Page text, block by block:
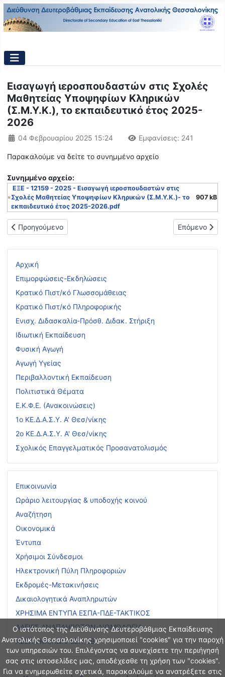
Ο ιστότοπος της Διεύθυνσης Δευτεροβάθμιας Εκπαίδευσης
Ανατολικής Θεσσαλονίκης χρησιμοποιεί "cookies" για την παροχή
των υπηρεσιών του. Επιλέγοντας να συνεχίσετε την περιήγησή
σας στις ιστοσελίδες μας, αποδέχεσθε τη χρήση των "cookies".
Για να ενημερωθείτε σχετικά, παρακαλούμε να ανατρέξετε στις
Αρχική
Επιμορφώσεις-Εκδηλώσεις
Κρατικό Πιστ/κό Γλωσσομάθειας
Κρατικό Πιστ/κό Πληροφορικής
Ενισχ. Διδασκαλία-Πρόσθ. Διδακ. Στήριξη
Ιδιωτική Εκπαίδευση
Φυσική Αγωγή
Αγωγή Υγείας
Περιβαλλοντική Εκπαίδευση
Πολιτιστικά Θέματα
Ε.Κ.Φ.Ε. (Ανακοινώσεις)
1ο ΚΕ.Δ.Α.Σ.Υ. Α' Θεσ/νίκης
2ο ΚΕ.Δ.Α.Σ.Υ. Α' Θεσ/νίκης
Σχολικός Επαγγελματικός Προσανατολισμός
Επικοινωνία
Ωράριο λειτουργίας & υποδοχής κοινού
Αναζήτηση
Οικονομικά
Έντυπα
Χρήσιμοι Σύνδεσμοι
Ηλεκτρονική Πύλη Πληροφοριών
Εκδρομές-Μετακινήσεις
Δικαιολογητικά Αναπληρωτών
ΧΡΗΣΙΜΑ ΕΝΤΥΠΑ ΕΣΠΑ-ΠΔΕ-ΤΑΚΤΙΚΟΣ
ΑΔΕΙΕΣ ΑΝΑΠΛΗΡΩΤΩΝ-ΝΟΜΟΛΟΓΙΑ
ΑΣΕΠ ΕΚΠ/ΚΩΝ-ΕΕΠ-ΕΒΠ
Εισαγωγή ιεροσπουδαστών στις Σχολές
Μαθητείας Υποψηφίων Κληρικών
(Σ.Μ.Υ.Κ.), το εκπαιδευτικό έτος 2025-
2026
Λεπτομέρειες
04 Φεβρουαρίου 2025 15:24 Εμφανίσεις: 241
Παρακαλούμε να δείτε το συνημμένο αρχείο
Συνημμένo αρχείο:
ΕΞΕ - 12159 - 2025 - Εισαγωγή ιεροσπουδαστών στις
Σχολές Μαθητείας Υποψηφίων Κληρικών (Σ.Μ.Υ.Κ.)- το
εκπαιδευτικό έτος 2025-2026.pdf
907 kB
Προηγούμενο άρθρο: Δελτίο Τύπου - Υπενθύμιση για την
Προηγούμενο Επόμενο
Επόμενο